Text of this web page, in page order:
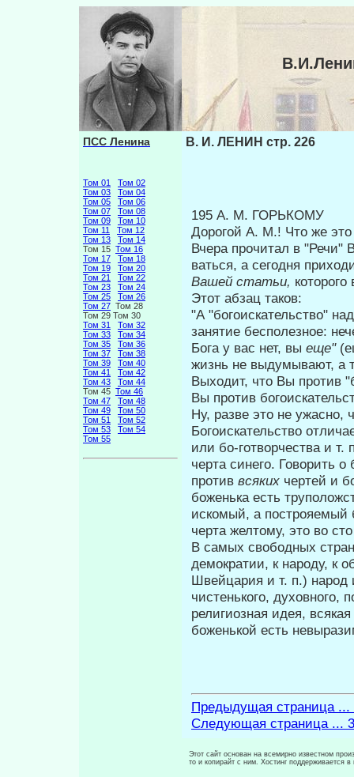
ПСС Ленина
Том 01
Том 02
Том 03
Том 04
Том 05
Том 06
Том 07
Том 08
Том 09
Том 10
Том 11
Том 12
Том 13
Том 14
Том 15 Том 16
Том 17
Том 18
Том 19
Том 20
Том 21
Том 22
Том 23
Том 24
Том 25
Том 26
Том 27 Том 28
Том 29 Том 30
Том 31
Том 32
Том 33
Том 34
Том 35
Том 36
Том 37
Том 38
Том 39
Том 40
Том 41
Том 42
Том 43
Том 44
Том 45 Том 46
Том 47
Том 48
Том 49
Том 50
Том 51
Том 52
Том 53
Том 54
Том 55
В. И. ЛЕНИН стр. 226
195 А. М. ГОРЬКОМУ
Дорогой А. М.! Что же
Вчера прочитал в "Речи"
ваться, а сегодня
Вашей ста­тьи,
Этот абзац таков:
"А "богоискательство"
занятие бесполезное:
Бога у вас нет, вы еще"
жизнь не выдумывают, а
Выходит, что Вы против
Вы против
Ну, разве это не ужасно,
Богоискательство
или бо-готворчества и
черта синего. Говорить о
против всяких чертей и
боженька есть
искомый, а построяемый
черта желтому, это во
В самых свободных
де­мократии, к народу, к
Швейца­рия и т. п.) народ
чистенького, ду­ховного,
религиозная идея,
боженькой есть
Предыдущая страница ...
Следующая страница ... 3
Этот сайт основан на всемирно известном
то и копирайт с ним. Хостинг поддерживается